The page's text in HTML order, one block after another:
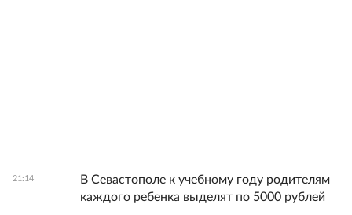
21:14
В Севастополе к учебному году родителям
каждого ребенка выделят по 5000 рублей